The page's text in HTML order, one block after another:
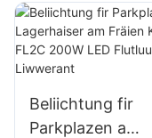
Outdoor-
Reklammtafele
grouss
Beliichtung fir
Parkplazen a